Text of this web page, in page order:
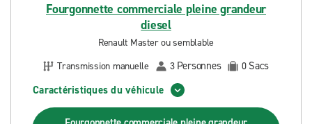
Fourgonnette commerciale pleine grandeur
diesel
Renault Master ou semblable
Transmission manuelle
3 Personnes 0 Sacs
Caractéristiques du véhicule